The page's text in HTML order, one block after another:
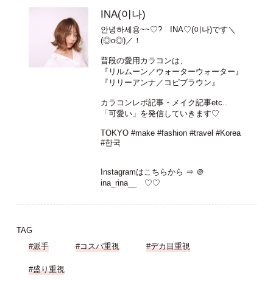
INA(이나)
안녕하세용~~♡? INA♡(이나)です＼
(◎o◎)／！
普段の愛用カラコンは、
『リルムーン／ウォーターウォーター』
『リリーアンナ／コピブラウン』
カラコンレポ記事・メイク記事etc..
「可愛い」を発信していきます♡
TOKYO #make #fashion #travel #Korea
#한국
Instagramはこちらから ⇒ ＠
ina_rina__
♡♡
TAG
#派手
#コスパ重視 #デカ目重視
#盛り重視